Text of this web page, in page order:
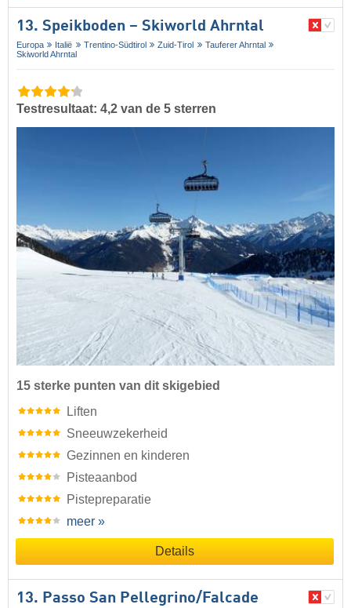
13. Speikboden – Skiworld Ahrntal
Europa Italië Trentino-Südtirol Zuid-Tirol
Tauferer Ahrntal
Skiworld Ahrntal
Testresultaat: 4,2 van de 5 sterren
15 sterke punten van dit skigebied
Liften
Sneeuwzekerheid
Gezinnen en kinderen
Pisteaanbod
Pistepreparatie
meer »
Details
13. Passo San Pellegrino/​Falcade